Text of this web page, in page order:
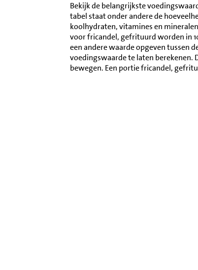
Bekijk de belangrijkste
tabel staat onder andere de
koolhydraten, vitamines en
voor fricandel, gefrituurd worden in
een andere waarde opgeven tussen
voedingswaarde te laten berekenen.
bewegen. Een portie fricandel,